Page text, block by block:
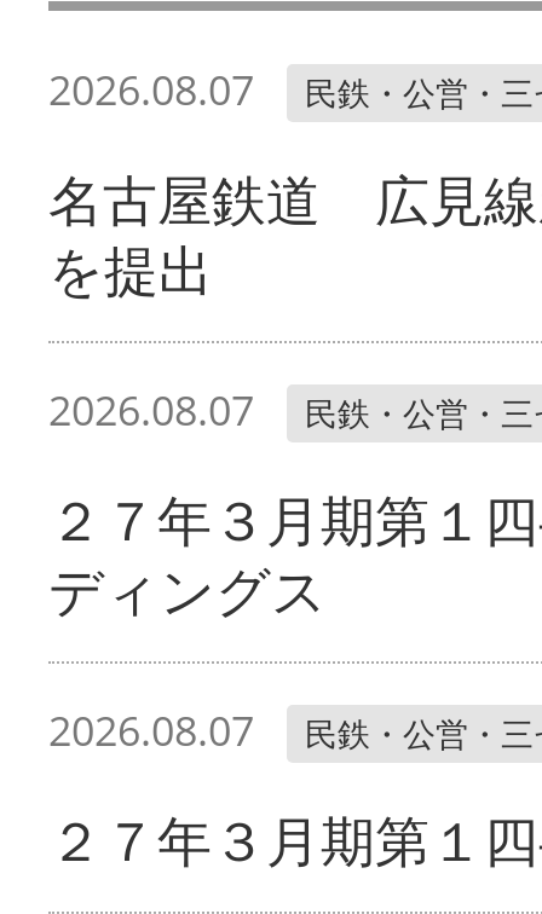
2026.08.07 民鉄・公営・
名古屋鉄道 広見
を提出
2026.08.07 民鉄・公営・
２７年３月期第１
ディングス
2026.08.07 民鉄・公営・
２７年３月期第１